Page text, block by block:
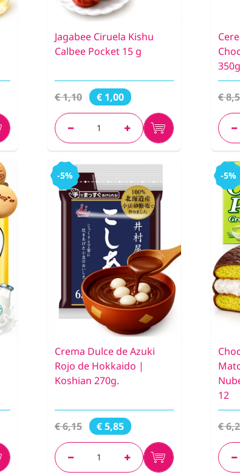
Jagabee Ciruela Kishu
Calbee Pocket 15 g
€ 1,10 € 1,00 €
-5%
Crema Dulce de Azuki
Rojo de Hokkaido |
Koshian 270g.
€ 6,15 € 5,85
-5%
12
€